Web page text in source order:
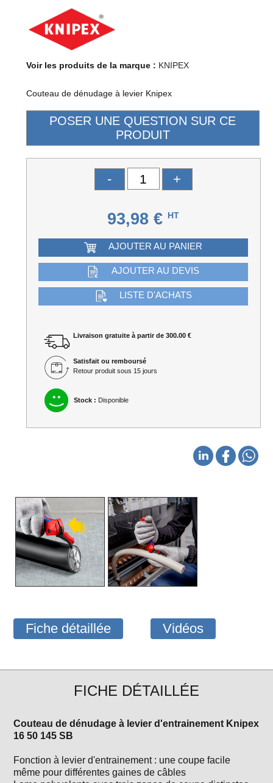
Voir les produits de la marque : KNIPEX
Couteau de dénudage à levier Knipex
- +
93,98 € HT
AJOUTER AU PANIER
AJOUTER AU DEVIS
LISTE D'ACHATS
Livraison gratuite à partir de 300.00 €
Satisfait ou remboursé
Retour produit sous 15 jours
Stock : Disponible
Fiche détaillée Vidéos
FICHE DÉTAILLÉE
Couteau de dénudage à levier d'entrainement Knipex
16 50 145 SB
Fonction à levier d'entrainement : une coupe facile
même pour différentes gaines de câbles